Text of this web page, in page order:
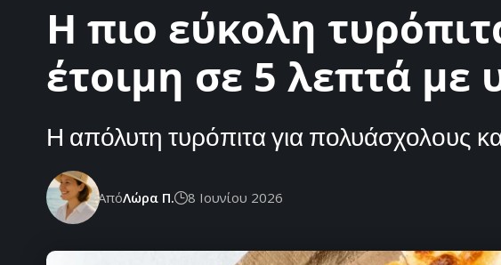
Η πιο εύκολη
έτοιμη σε 5 λεπτά με
Η απόλυτη τυρόπιτα για πολυάσχολους
ΑπόΛώρα Π. 8 Ιουνίου 2026